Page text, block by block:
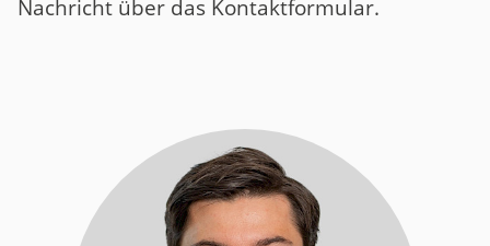
Nachricht über das Kontaktformular.